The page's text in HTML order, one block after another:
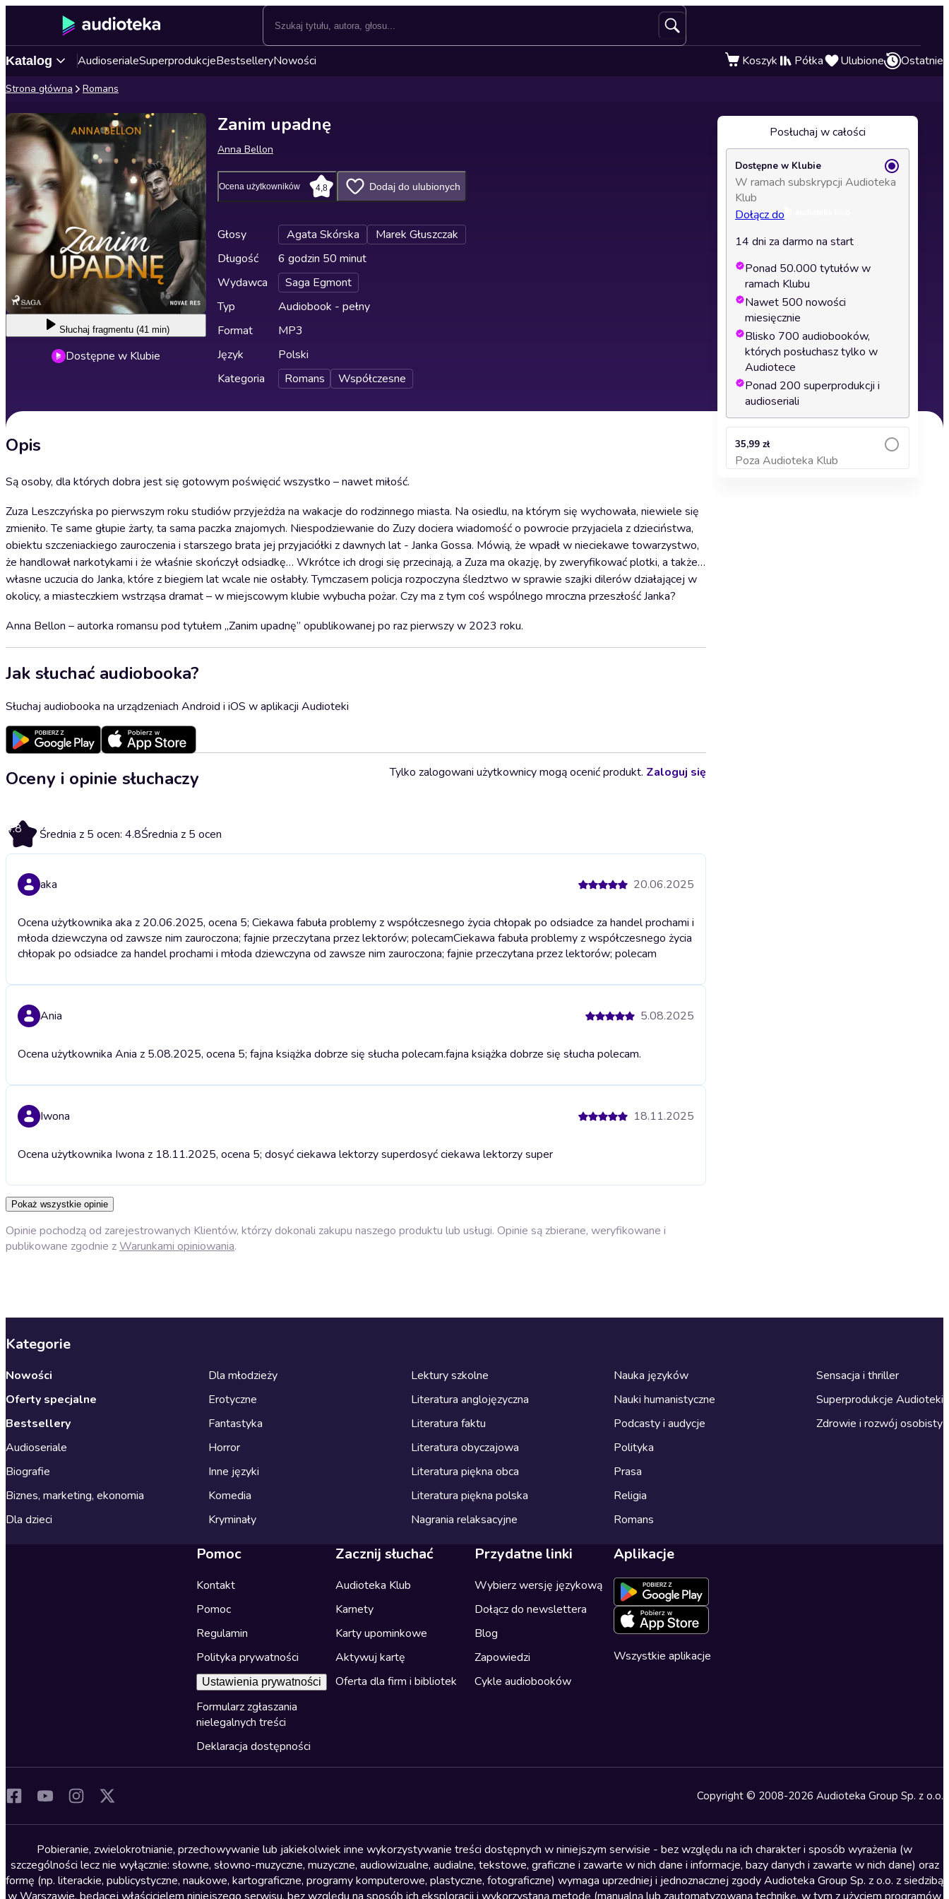
Katalog AudioserialeSuperprodukcjeBestselleryNowości Koszyk Półka Ulubione Ostatnie
Strona główna Romans
Słuchaj fragmentu (41 min)
Dostępne w Klubie
Zanim upadnę
Anna Bellon
Ocena użytkowników 4,8 Dodaj do ulubionych
Głosy Agata Skórska
Marek Głuszczak
Długość
6 godzin 50 minut
Wydawca
Saga Egmont
Typ
Audiobook - pełny
Format
MP3
Język
Polski
Kategoria
Romans Współczesne
Opis
Są osoby, dla których dobra jest się gotowym poświęcić wszystko – nawet miłość.
Zuza Leszczyńska po pierwszym roku studiów przyjeżdża na wakacje do rodzinnego miasta. Na osiedlu, na którym się wychowała, niewiele się
zmieniło. Te same głupie żarty, ta sama paczka znajomych. Niespodziewanie do Zuzy dociera wiadomość o powrocie przyjaciela z dzieciństwa,
obiektu szczeniackiego zauroczenia i starszego brata jej przyjaciółki z dawnych lat - Janka Gossa. Mówią, że wpadł w nieciekawe towarzystwo,
że handlował narkotykami i że właśnie skończył odsiadkę… Wkrótce ich drogi się przecinają, a Zuza ma okazję, by zweryfikować plotki, a także…
własne uczucia do Janka, które z biegiem lat wcale nie osłabły. Tymczasem policja rozpoczyna śledztwo w sprawie szajki dilerów działającej w
okolicy, a miasteczkiem wstrząsa dramat – w miejscowym klubie wybucha pożar. Czy ma z tym coś wspólnego mroczna przeszłość Janka?
Anna Bellon – autorka romansu pod tytułem „Zanim upadnę” opublikowanej po raz pierwszy w 2023 roku.
Jak słuchać audiobooka?
Słuchaj audiobooka na urządzeniach Android i iOS w aplikacji Audioteki
Oceny i opinie słuchaczy
4.8 Średnia z 5 ocen: 4.8Średnia z 5 ocen
Tylko zalogowani użytkownicy mogą ocenić produkt. Zaloguj się
aka 20.06.2025
Ocena użytkownika aka z 20.06.2025, ocena 5; Ciekawa fabuła problemy z współczesnego życia chłopak po odsiadce za handel prochami i
młoda dziewczyna od zawsze nim zauroczona; fajnie przeczytana przez lektorów; polecamCiekawa fabuła problemy z współczesnego życia
chłopak po odsiadce za handel prochami i młoda dziewczyna od zawsze nim zauroczona; fajnie przeczytana przez lektorów; polecam
Ania 5.08.2025
Ocena użytkownika Ania z 5.08.2025, ocena 5; fajna książka dobrze się słucha polecam.fajna książka dobrze się słucha polecam.
Iwona 18.11.2025
Ocena użytkownika Iwona z 18.11.2025, ocena 5; dosyć ciekawa lektorzy superdosyć ciekawa lektorzy super
Pokaż wszystkie opinie
Opinie pochodzą od zarejestrowanych Klientów, którzy dokonali zakupu naszego produktu lub usługi. Opinie są zbierane, weryfikowane i
publikowane zgodnie zWarunkami opiniowania.
Posłuchaj w całości
Dostępne w Klubie
W ramach subskrypcji Audioteka
Klub
Dołącz do
14 dni za darmo na start
Ponad 50.000 tytułów w
ramach Klubu
Nawet 500 nowości
miesięcznie
Blisko 700 audiobooków,
których posłuchasz tylko w
Audiotece
Ponad 200 superprodukcji i
audioseriali
35,99 zł
Poza Audioteka Klub
Dodaj do koszyka
Kategorie
Nowości
Oferty specjalne
Bestsellery
Audioseriale
Biografie
Biznes, marketing, ekonomia
Dla dzieci
Dla młodzieży
Erotyczne
Fantastyka
Horror
Inne języki
Komedia
Kryminały
Lektury szkolne
Literatura anglojęzyczna
Literatura faktu
Literatura obyczajowa
Literatura piękna obca
Literatura piękna polska
Nagrania relaksacyjne
Nauka języków
Nauki humanistyczne
Podcasty i audycje
Polityka
Prasa
Religia
Romans
Sensacja i thriller
Superprodukcje Audioteki
Zdrowie i rozwój osobisty
Pomoc
Kontakt
Pomoc
Regulamin
Polityka prywatności
Ustawienia prywatności
Formularz zgłaszania
nielegalnych treści
Deklaracja dostępności
Zacznij słuchać
Audioteka Klub
Karnety
Karty upominkowe
Aktywuj kartę
Oferta dla firm i bibliotek
Przydatne linki
Wybierz wersję językową
Dołącz do newslettera
Blog
Zapowiedzi
Cykle audiobooków
Aplikacje
Wszystkie aplikacje
Copyright © 2008-2026 Audioteka Group Sp. z o.o.
Pobieranie, zwielokrotnianie, przechowywanie lub jakiekolwiek inne wykorzystywanie treści dostępnych w niniejszym serwisie - bez względu na ich charakter i sposób wyrażenia (w
szczególności lecz nie wyłącznie: słowne, słowno-muzyczne, muzyczne, audiowizualne, audialne, tekstowe, graficzne i zawarte w nich dane i informacje, bazy danych i zawarte w nich dane) oraz
formę (np. literackie, publicystyczne, naukowe, kartograficzne, programy komputerowe, plastyczne, fotograficzne) wymaga uprzedniej i jednoznacznej zgody Audioteka Group Sp. z o.o. z siedzibą